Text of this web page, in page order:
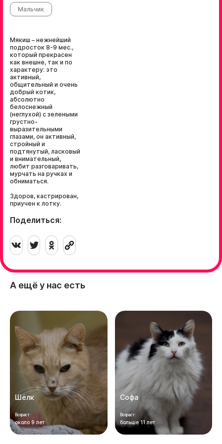
Мальчик
Мякиш – нежнейший
подросток 8-9 мес.,
который прекрасен
как внешне, так и по
характеру: это
активный,
общительный и очень
добрый котик,
абсолютно
белоснежный
(неглухой) с зелеными
грустно-
выразительными
глазами, он активный,
стройный и
подтянутый, ласковый
и внимательный,
любит разговаривать,
мурчать на ручках и
обниматься.
Здоров, кастрирован,
приучен к лотку.
Поделиться:
А ещё у нас есть
Шёлк
Возраст:
около 9 лет
Софа
Возраст:
больше 11 лет